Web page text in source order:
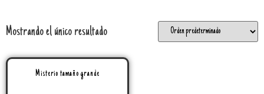
Mostrando el único resultado
Misterio tamaño grande